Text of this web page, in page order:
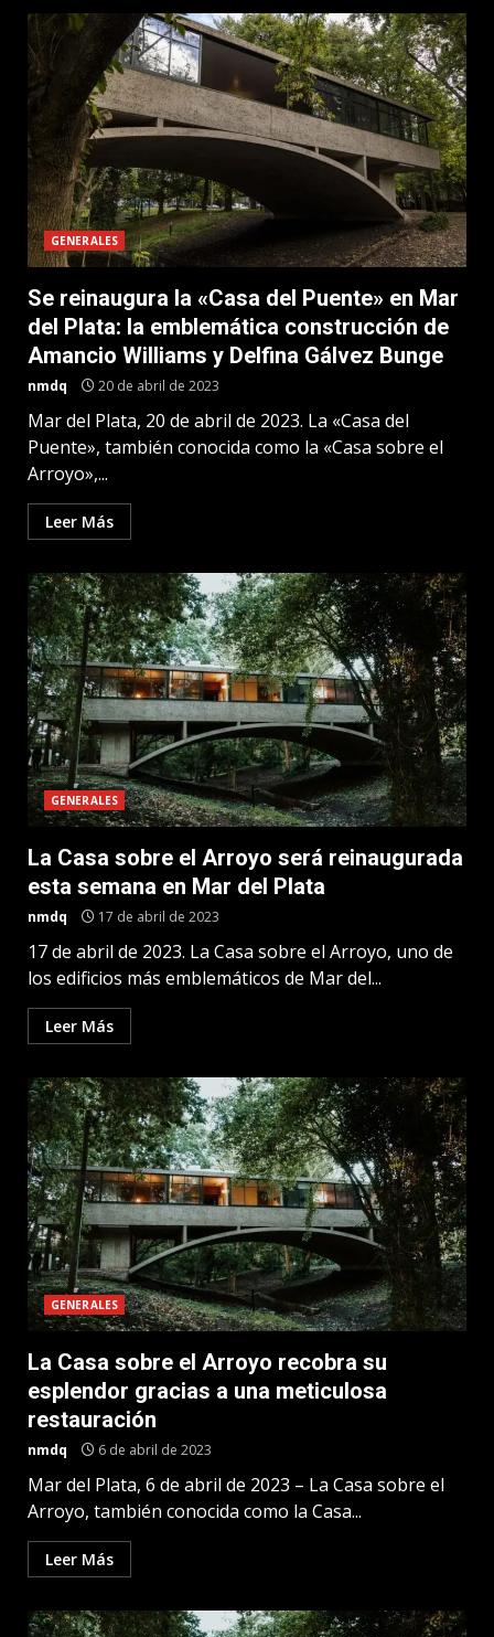
GENERALES
Se reinaugura la «Casa del Puente» en Mar
del Plata: la emblemática construcción de
Amancio Williams y Delfina Gálvez Bunge
nmdq 20 de abril de 2023
Mar del Plata, 20 de abril de 2023. La «Casa del
Puente», también conocida como la «Casa sobre el
Arroyo»,...
Leer Más
GENERALES
La Casa sobre el Arroyo será reinaugurada
esta semana en Mar del Plata
nmdq 17 de abril de 2023
17 de abril de 2023. La Casa sobre el Arroyo, uno de
los edificios más emblemáticos de Mar del...
Leer Más
GENERALES
La Casa sobre el Arroyo recobra su
esplendor gracias a una meticulosa
restauración
nmdq 6 de abril de 2023
Mar del Plata, 6 de abril de 2023 – La Casa sobre el
Arroyo, también conocida como la Casa...
Leer Más